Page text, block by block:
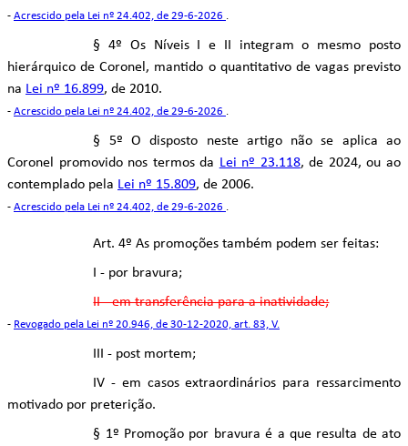
- Acrescido pela Lei nº 24.402, de 29-6-2026 .
§ 4º Os Níveis I e II integram o mesmo posto
hierárquico de Coronel, mantido o quantitativo de vagas previsto
na Lei nº 16.899, de 2010.
- Acrescido pela Lei nº 24.402, de 29-6-2026 .
§ 5º O disposto neste artigo não se aplica ao
Coronel promovido nos termos da Lei nº 23.118, de 2024, ou ao
contemplado pela Lei nº 15.809, de 2006.
- Acrescido pela Lei nº 24.402, de 29-6-2026 .
Art. 4º As promoções também podem ser feitas:
I - por bravura;
II - em transferência para a inatividade;
- Revogado pela Lei nº 20.946, de 30-12-2020, art. 83, V.
III - post mortem;
IV - em casos extraordinários para ressarcimento
motivado por preterição.
§ 1º Promoção por bravura é a que resulta de ato